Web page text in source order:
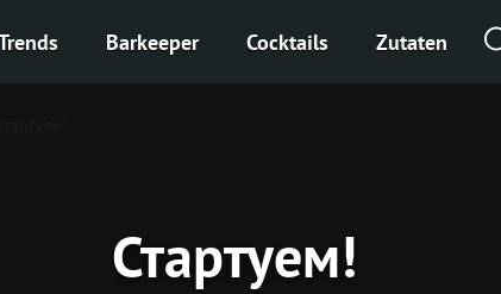
Barkeeper Cocktails Zutaten
Стартуем!